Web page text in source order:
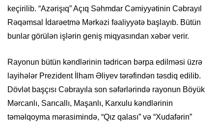
keçirilib. “Azərişıq” Açıq Səhmdar Cəmiyyətinin Cəbrayıl
Rəqəmsal İdarəetmə Mərkəzi fəaliyyətə başlayıb. Bütün
bunlar görülən işlərin geniş miqyasından xəbər verir.
Rayonun bütün kəndlərinin tədricən bərpa edilməsi üzrə
layihələr Prezident İlham Əliyev tərəfindən təsdiq edilib.
Dövlət başçısı Cəbrayıla son səfərlərində rayonun Böyük
Mərcanlı, Sarıcallı, Maşanlı, Karxulu kəndlərinin
təməlqoyma mərasimində, “Qız qalası” və “Xudafərin”